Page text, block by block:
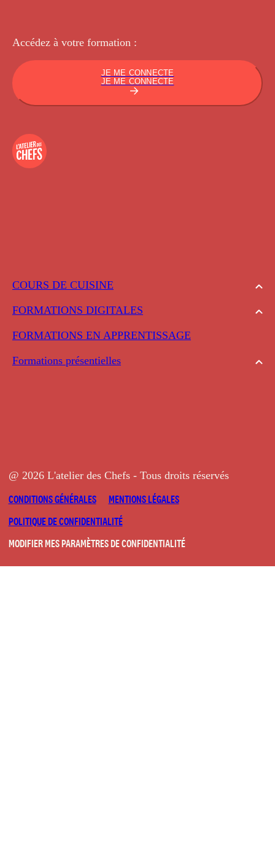
COURS DE CUISINE
FORMATIONS DIGITALES
FORMATIONS EN APPRENTISSAGE
Formations présentielles
Accédez à votre formation :
JE ME CONNECTE
JE ME CONNECTE
@ 2026 L'atelier des Chefs - Tous droits réservés
CONDITIONS GÉNÉRALES
MENTIONS LÉGALES
POLITIQUE DE CONFIDENTIALITÉ
MODIFIER MES PARAMÈTRES DE CONFIDENTIALITÉ